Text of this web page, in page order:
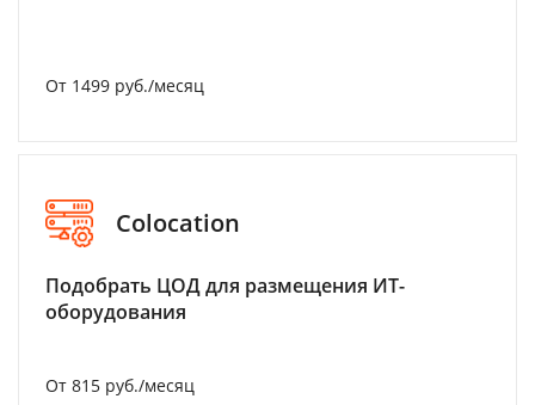
От 1499 руб./месяц
Colocation
Подобрать ЦОД для размещения ИТ-
оборудования
От 815 руб./месяц